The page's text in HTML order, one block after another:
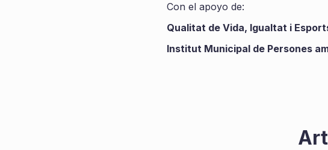
Con el apoyo de:
Qualitat de Vida, Igualtat i
Institut Municipal de Persones